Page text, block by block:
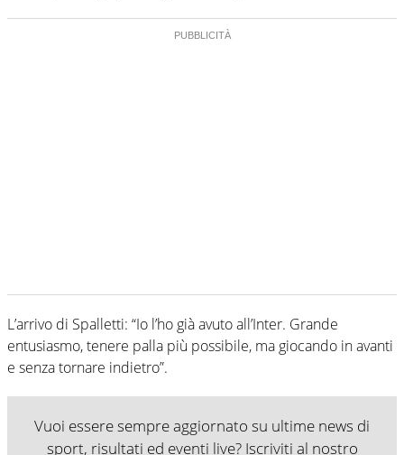
L’arrivo di Spalletti: “Io l’ho già avuto all’Inter. Grande
entusiasmo, tenere palla più possibile, ma giocando in avanti
e senza tornare indietro”.
Vuoi essere sempre aggiornato su ultime news di
sport, risultati ed eventi live? Iscriviti al nostro